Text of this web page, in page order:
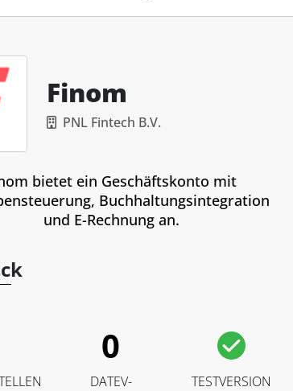
Finom
PNL Fintech B.V.
bietet ein Geschäftskonto mit
Buchhaltungsintegration
und E-Rechnung an.
0
DATEV-
TESTVERSION